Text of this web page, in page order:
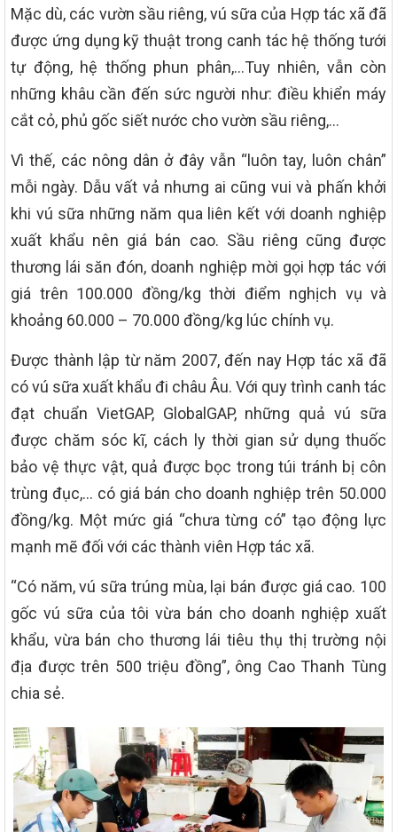
Mặc dù, các vườn sầu riêng, vú sữa của Hợp tác xã đã
được ứng dụng kỹ thuật trong canh tác hệ thống tưới
tự động, hệ thống phun phân,…Tuy nhiên, vẫn còn
những khâu cần đến sức người như: điều khiển máy
cắt cỏ, phủ gốc siết nước cho vườn sầu riêng,…
Vì thế, các nông dân ở đây vẫn “luôn tay, luôn chân”
mỗi ngày. Dẫu vất vả nhưng ai cũng vui và phấn khởi
khi vú sữa những năm qua liên kết với doanh nghiệp
xuất khẩu nên giá bán cao. Sầu riêng cũng được
thương lái săn đón, doanh nghiệp mời gọi hợp tác với
giá trên 100.000 đồng/kg thời điểm nghịch vụ và
khoảng 60.000 – 70.000 đồng/kg lúc chính vụ.
Được thành lập từ năm 2007, đến nay Hợp tác xã đã
có vú sữa xuất khẩu đi châu Âu. Với quy trình canh tác
đạt chuẩn VietGAP, GlobalGAP, những quả vú sữa
được chăm sóc kĩ, cách ly thời gian sử dụng thuốc
bảo vệ thực vật, quả được bọc trong túi tránh bị côn
trùng đục,… có giá bán cho doanh nghiệp trên 50.000
đồng/kg. Một mức giá “chưa từng có” tạo động lực
mạnh mẽ đối với các thành viên Hợp tác xã.
“Có năm, vú sữa trúng mùa, lại bán được giá cao. 100
gốc vú sữa của tôi vừa bán cho doanh nghiệp xuất
khẩu, vừa bán cho thương lái tiêu thụ thị trường nội
địa được trên 500 triệu đồng”, ông Cao Thanh Tùng
chia sẻ.